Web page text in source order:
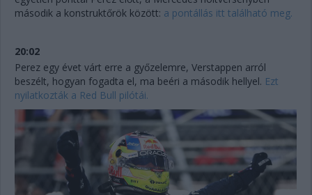
második a konstruktőrök között: a pontállás itt található meg.
20:02
Perez egy évet várt erre a győzelemre, Verstappen arról
beszélt, hogyan fogadta el, ma beéri a második hellyel. Ezt
nyilatkozták a Red Bull pilótái.